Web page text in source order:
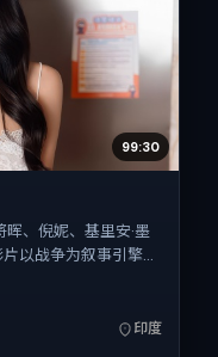
99:30
、倪妮、基里安·墨
以战争为叙事引擎，
理推进人物抉择与反
前后），片长134分
印度